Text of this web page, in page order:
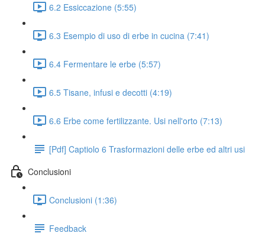
6.2 Essiccazione (5:55)
6.3 Esempio di uso di erbe in cucina (7:41)
6.4 Fermentare le erbe (5:57)
6.5 Tisane, infusi e decotti (4:19)
6.6 Erbe come fertilizzante. Usi nell'orto (7:13)
[Pdf] Captiolo 6 Trasformazioni delle erbe ed altri usi
Conclusioni
Conclusioni (1:36)
Feedback